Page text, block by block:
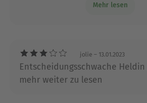
selbst ein buch mal schauen wo
Mehr lesen
jolie – 13.01.2023
Entscheidungsschwache
mehr weiter zu lesen